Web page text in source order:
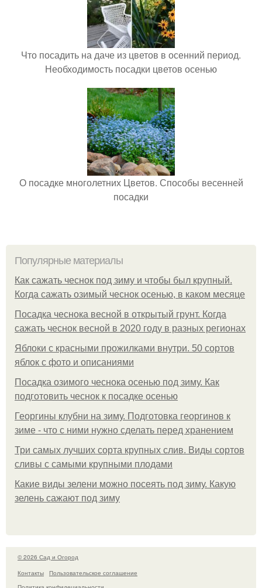
Что посадить на даче из цветов в осенний период.
Необходимость посадки цветов осенью
О посадке многолетних Цветов. Способы весенней
посадки
Популярные материалы
Как сажать чеснок под зиму и чтобы был крупный.
Когда сажать озимый чеснок осенью, в каком месяце
Посадка чеснока весной в открытый грунт. Когда
сажать чеснок весной в 2020 году в разных регионах
Яблоки с красными прожилками внутри. 50 сортов
яблок с фото и описаниями
Посадка озимого чеснока осенью под зиму. Как
подготовить чеснок к посадке осенью
Георгины клубни на зиму. Подготовка георгинов к
зиме - что с ними нужно сделать перед хранением
Три самых лучших сорта крупных слив. Виды сортов
сливы с самыми крупными плодами
Какие виды зелени можно посеять под зиму. Какую
зелень сажают под зиму
© 2026 Сад и Огород
Контакты
Пользовательское соглашение